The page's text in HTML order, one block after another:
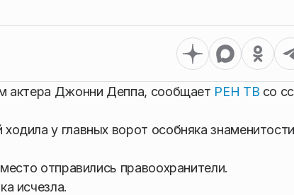
актера Джонни Деппа, сообщает РЕН ТВ со
у главных ворот особняка
отправились правоохранители.
исчезла.